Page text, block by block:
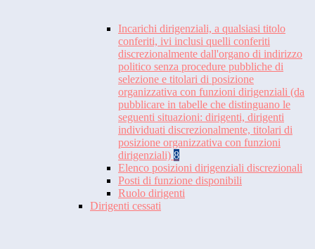
Incarichi dirigenziali, a qualsiasi titolo
conferiti, ivi inclusi quelli conferiti
discrezionalmente dall'organo di indirizzo
politico senza procedure pubbliche di
selezione e titolari di posizione
organizzativa con funzioni dirigenziali (da
pubblicare in tabelle che distinguano le
seguenti situazioni: dirigenti, dirigenti
individuati discrezionalmente, titolari di
posizione organizzativa con funzioni
dirigenziali) 8
Elenco posizioni dirigenziali discrezionali
Posti di funzione disponibili
Ruolo dirigenti
Dirigenti cessati